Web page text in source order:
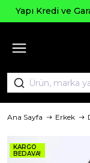
Yapı Kredi ve
Ana Sayfa Erkek
KARGO
BEDAVA!